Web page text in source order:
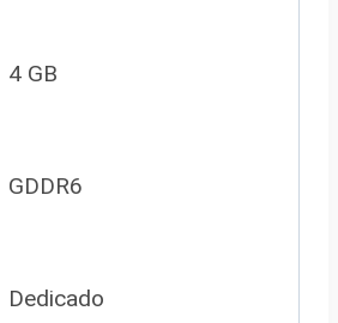
4 GB
GDDR6
Dedicado